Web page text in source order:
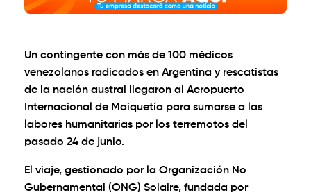
Un contingente con más de 100 médicos
venezolanos radicados en Argentina y rescatistas
de la nación austral llegaron al Aeropuerto
Internacional de Maiquetía para sumarse a las
labores humanitarias por los terremotos del
pasado 24 de junio.
El viaje, gestionado por la Organización No
Gubernamental (ONG) Solaire, fundada por